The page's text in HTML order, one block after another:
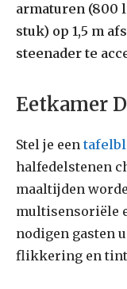
armaturen (800
stuk) op 1,5 m
steenader te
Eetkamer
Stel je een
halfedelstenen
maaltijden
multisensoriële
nodigen gasten
flikkering en